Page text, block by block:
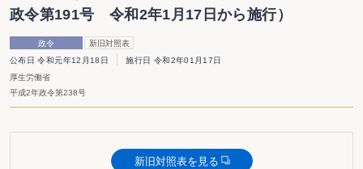
政令第191号 令和2年1月17日から施行）
政令
新旧対照表
公布日 令和元年12月18日
施行日 令和2年01月17日
厚生労働省
平成2年政令第238号
新旧対照表を見る